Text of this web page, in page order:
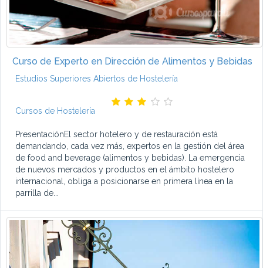
Curso de Experto en Dirección de Alimentos y Bebidas
Estudios Superiores Abiertos de Hostelería
Cursos de Hostelería
PresentaciónEl sector hotelero y de restauración está
demandando, cada vez más, expertos en la gestión del área
de food and beverage (alimentos y bebidas). La emergencia
de nuevos mercados y productos en el ámbito hostelero
internacional, obliga a posicionarse en primera línea en la
parrilla de...